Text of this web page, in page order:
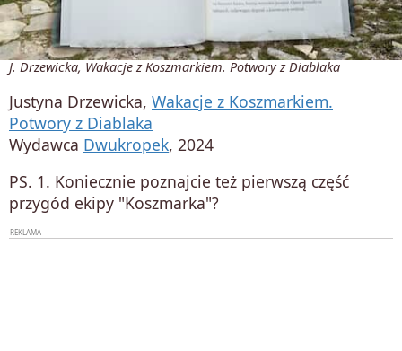
J. Drzewicka, Wakacje z Koszmarkiem. Potwory z Diablaka
Justyna Drzewicka, Wakacje z Koszmarkiem.
Potwory z Diablaka
Wydawca Dwukropek, 2024
PS. 1. Koniecznie poznajcie też pierwszą część
przygód ekipy "Koszmarka"?